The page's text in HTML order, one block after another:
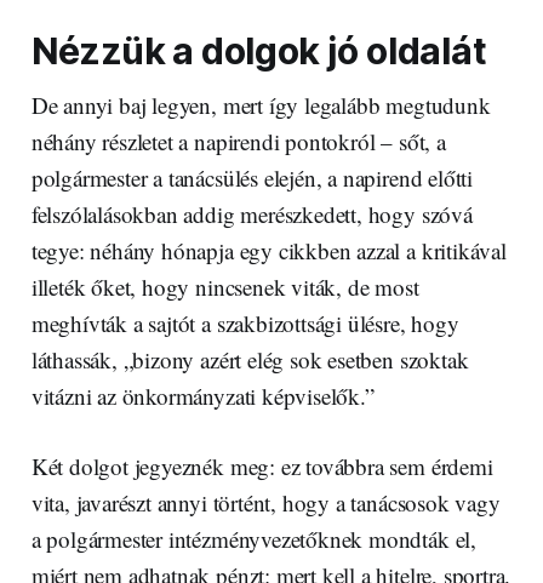
Nézzük a dolgok jó oldalát
De annyi baj legyen, mert így legalább megtudunk
néhány részletet a napirendi pontokról – sőt, a
polgármester a tanácsülés elején, a napirend előtti
felszólalásokban addig merészkedett, hogy szóvá
tegye: néhány hónapja egy cikkben azzal a kritikával
illeték őket, hogy nincsenek viták, de most
meghívták a sajtót a szakbizottsági ülésre, hogy
láthassák, „bizony azért elég sok esetben szoktak
vitázni az önkormányzati képviselők.”
Két dolgot jegyeznék meg: ez továbbra sem érdemi
vita, javarészt annyi történt, hogy a tanácsosok vagy
a polgármester intézményvezetőknek mondták el,
miért nem adhatnak pénzt: mert kell a hitelre, sportra.